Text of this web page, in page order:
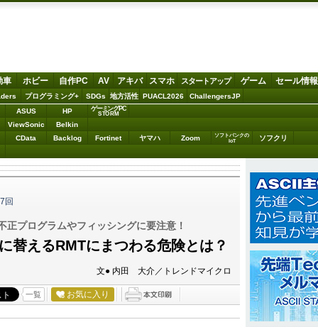
車 ホビー 自作PC AV アキバ スマホ スタートアップ ゲーム セール情報
プログラミング+ SDGs 地方活性 PUACL2026 ChallengersJP
ASUS HP ゲーミングPC
STORM
ViewSonic Belkin
CData Backlog Fortinet ヤマハ Zoom
ソフトバンクの
IoT
ソフクリ
回
プログラムやフィッシングに要注意！
替えるRMTにまつわる危険とは？
文● 内田 大介／トレンドマイクロ
一覧 お気に入り